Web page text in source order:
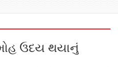
ઉદય થયાનું